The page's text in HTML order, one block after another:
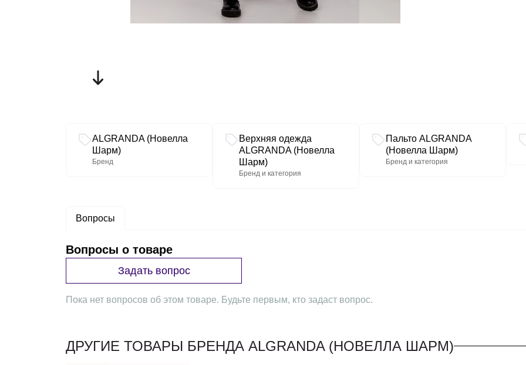
ALGRANDA (Новелла
Шарм)
Бренд
Верхняя одежда
ALGRANDA (Новелла
Шарм)
Бренд и категория
Пальто ALGRANDA
(Новелла Шарм)
Бренд и категория
Вопросы
Вопросы о товаре
Задать вопрос
Пока нет вопросов об этом товаре. Будьте первым, кто задаст вопрос.
ДРУГИЕ ТОВАРЫ БРЕНДА ALGRANDA (НОВЕЛЛА ШАРМ)